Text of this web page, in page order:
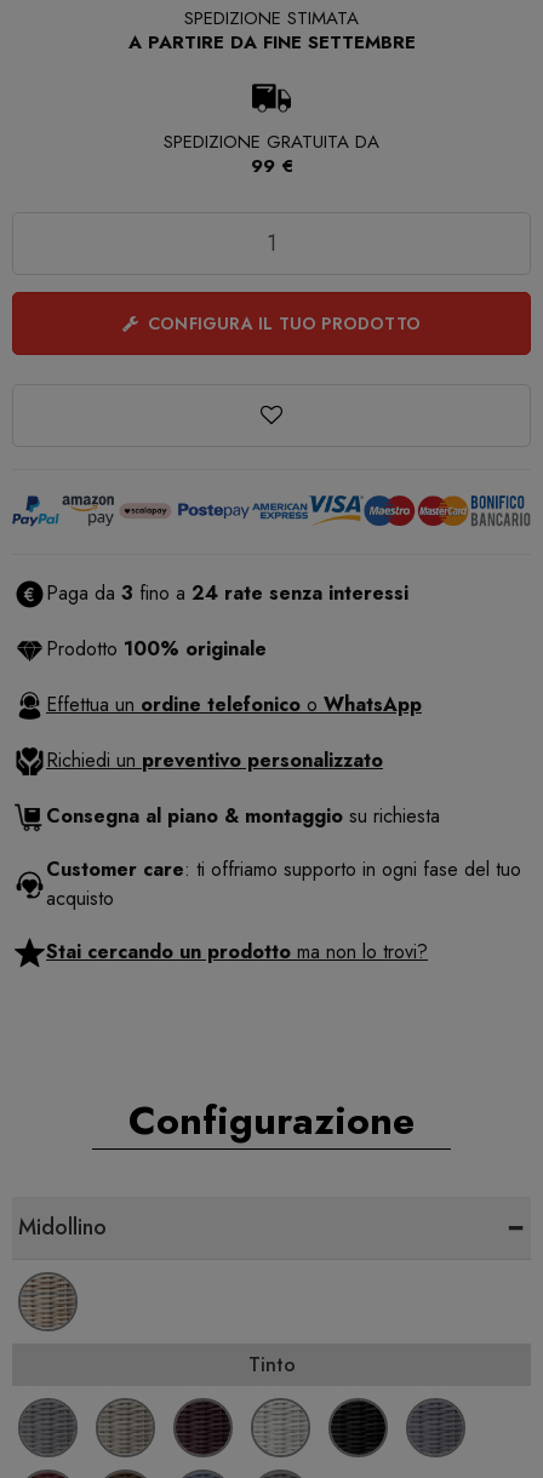
SPEDIZIONE STIMATA
A PARTIRE DA FINE SETTEMBRE
SPEDIZIONE GRATUITA DA
99 €
CONFIGURA IL TUO PRODOTTO
Paga da 3 fino a 24 rate senza interessi
Prodotto 100% originale
Effettua un ordine telefonico o WhatsApp
Richiedi un preventivo personalizzato
Consegna al piano & montaggio su richiesta
Customer care: ti offriamo supporto in ogni fase del tuo
acquisto
Stai cercando un prodotto ma non lo trovi?
Configurazione
Midollino -
Tinto